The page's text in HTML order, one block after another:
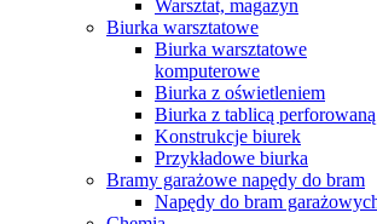
Warsztat, magazyn
Biurka warsztatowe
Biurka warsztatowe
komputerowe
Biurka z oświetleniem
Biurka z tablicą perforowaną
Konstrukcje biurek
Przykładowe biurka
Bramy garażowe napędy do bram
Napędy do bram